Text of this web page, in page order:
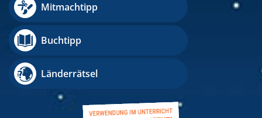
Mitmachtipp
Buchtipp
Länderrätsel